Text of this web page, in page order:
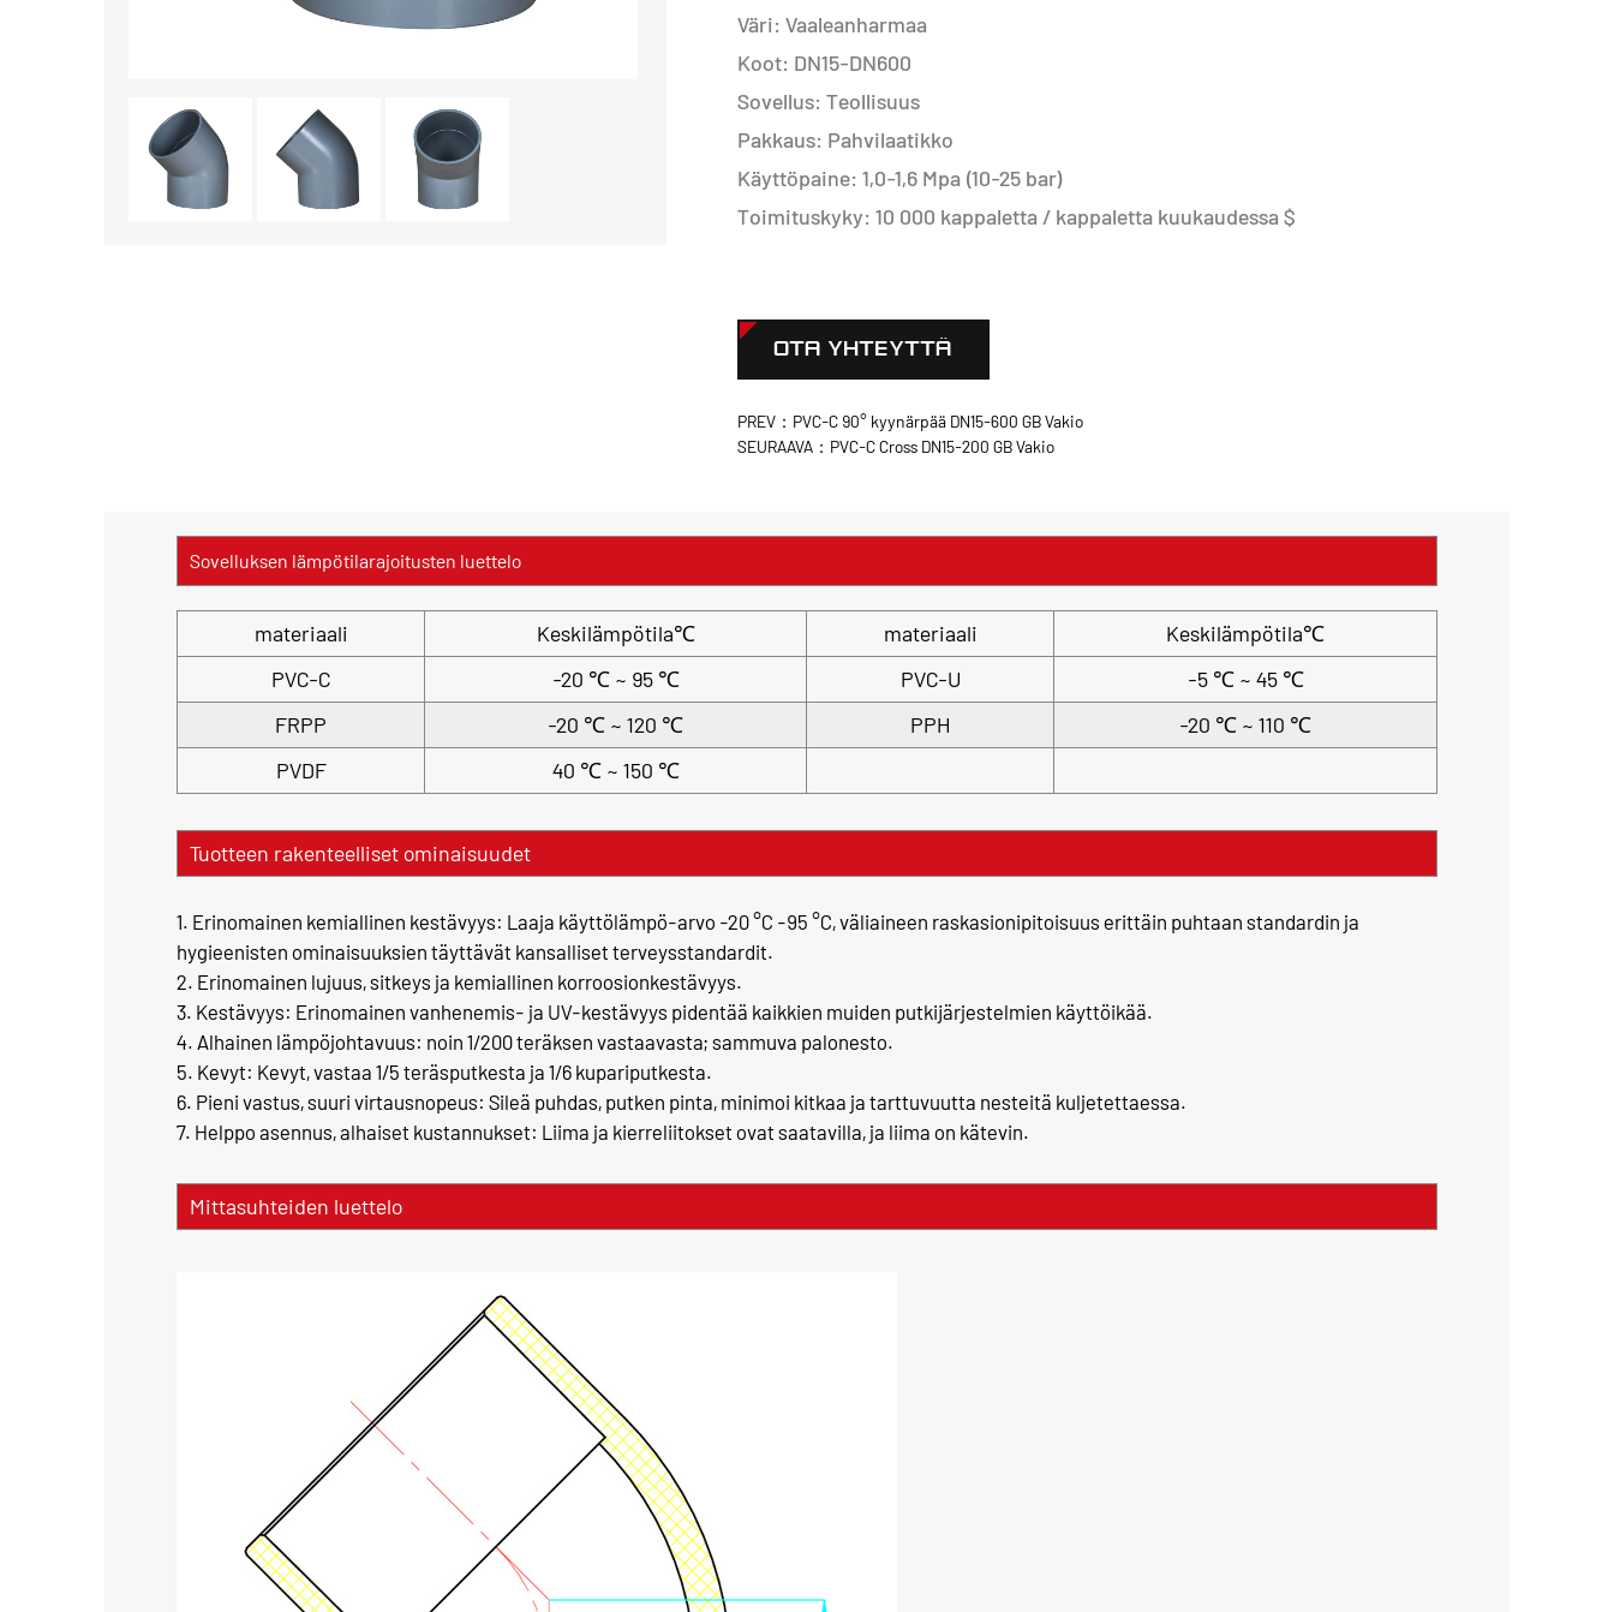
Väri: Vaaleanharmaa
Koot: DN15-DN600
Sovellus: Teollisuus
Pakkaus: Pahvilaatikko
Käyttöpaine: 1,0-1,6 Mpa (10-25 bar)
Toimituskyky: 10 000 kappaletta / kappaletta kuukaudessa $
OTA YHTEYTTÄ
PREV：PVC-C 90° kyynärpää DN15-600 GB Vakio
SEURAAVA：PVC-C Cross DN15-200 GB Vakio
Sovelluksen lämpötilarajoitusten luettelo
materiaali Keskilämpötila℃ materiaali
Keskilämpötila℃
PVC-C
-20 ℃ ~ 95 ℃ PVC-U
-5 ℃ ~ 45 ℃
FRPP
-20 ℃ ~ 120 ℃ PPH
-20 ℃ ~ 110 ℃
PVDF
40 ℃ ~ 150 ℃
Tuotteen rakenteelliset ominaisuudet
1. Erinomainen kemiallinen kestävyys: Laaja käyttölämpö-arvo -20 °C -95 °C, väliaineen raskasionipitoisuus erittäin puhtaan standardin ja
hygieenisten ominaisuuksien täyttävät kansalliset terveysstandardit.
2. Erinomainen lujuus, sitkeys ja kemiallinen korroosionkestävyys.
3. Kestävyys: Erinomainen vanhenemis- ja UV-kestävyys pidentää kaikkien muiden putkijärjestelmien käyttöikää.
4. Alhainen lämpöjohtavuus: noin 1/200 teräksen vastaavasta; sammuva palonesto.
5. Kevyt: Kevyt, vastaa 1/5 teräsputkesta ja 1/6 kupariputkesta.
6. Pieni vastus, suuri virtausnopeus: Sileä puhdas, putken pinta, minimoi kitkaa ja tarttuvuutta nesteitä kuljetettaessa.
7. Helppo asennus, alhaiset kustannukset: Liima ja kierreliitokset ovat saatavilla, ja liima on kätevin.
Mittasuhteiden luettelo